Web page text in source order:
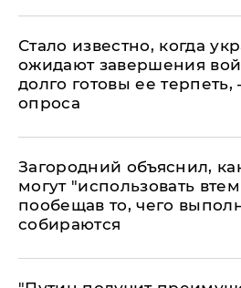
Стало известно, когда
ожидают завершения
долго готовы ее терпеть,
опроса
Загородний объяснил,
могут "использовать
пообещав то, чего
собираются